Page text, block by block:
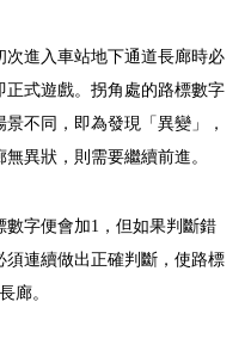
進入車站地下通道長廊時必
式遊戲。拐角處的路標數字
不同，即為發現「異變」，
異狀，則需要繼續前進。
字便會加1，但如果判斷錯
連續做出正確判斷，使路標
廊。